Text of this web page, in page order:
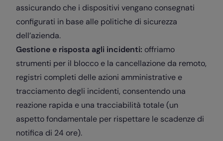
assicurando che i dispositivi vengano consegnati
configurati in base alle politiche di sicurezza
dell’azienda.
Gestione e risposta agli incidenti: offriamo
strumenti per il blocco e la cancellazione da remoto,
registri completi delle azioni amministrative e
tracciamento degli incidenti, consentendo una
reazione rapida e una tracciabilità totale (un
aspetto fondamentale per rispettare le scadenze di
notifica di 24 ore).